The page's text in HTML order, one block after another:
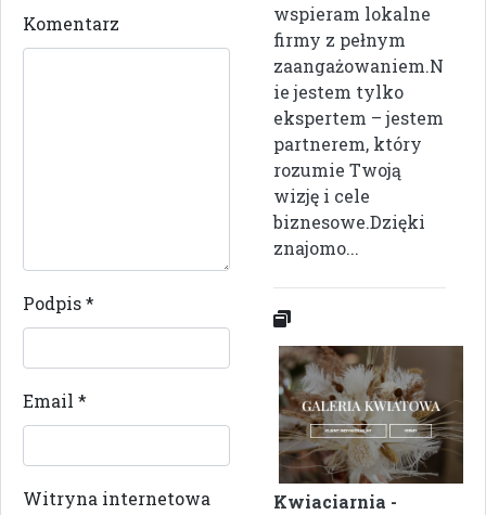
Komentarz
Podpis*
Email *
Witryna internetowa
wspieram lokalne
firmy z pełnym
zaangażowaniem.N
ie jestem tylko
ekspertem – jestem
partnerem, który
rozumie Twoją
wizję i cele
biznesowe.Dzięki
znajomo...
Kwiaciarnia -